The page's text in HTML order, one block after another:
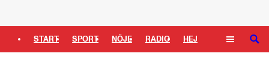
START SPORT NÖJE RADIO HEJ SÖK